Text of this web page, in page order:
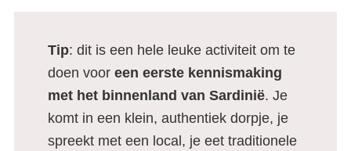
Tip: dit is een hele leuke activiteit om te
doen voor een eerste kennismaking
met het binnenland van Sardinië. Je
komt in een klein, authentiek dorpje, je
spreekt met een local, je eet traditionele